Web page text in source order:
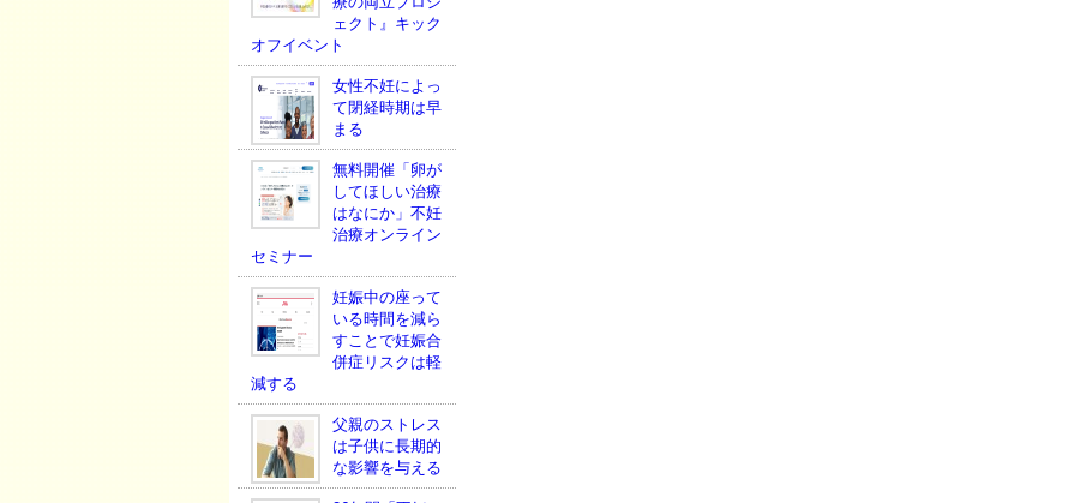
ェクト』キック
オフイベント
女性不妊によっ
て閉経時期は早
まる
無料開催「卵が
してほしい治療
はなにか」不妊
治療オンライン
セミナー
妊娠中の座って
いる時間を減ら
すことで妊娠合
併症リスクは軽
減する
父親のストレス
は子供に長期的
な影響を与える